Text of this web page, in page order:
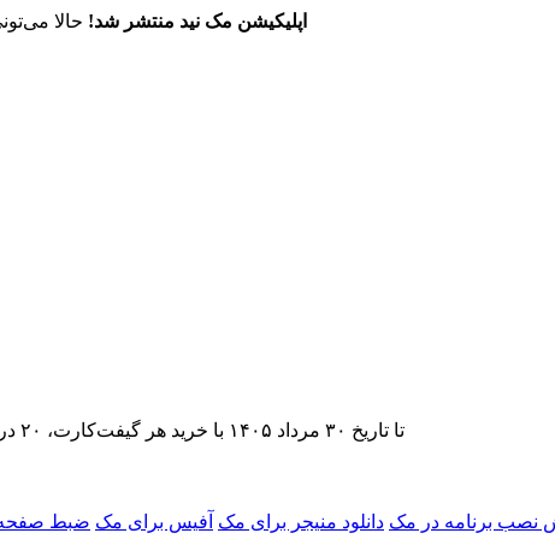
اپلیکیشن مک نید منتشر شد! حالا
تا تاریخ ۳۰ مرداد ۱۴۰۵ با خرید هر گیفت‌کارت، ۲۰ درصد تخفیف اشتراک اپ‌استور مک نید را دریافت کنید.
نصب برنامه در مک دانلود منیجر برای مک آفیس برای مک ضبط